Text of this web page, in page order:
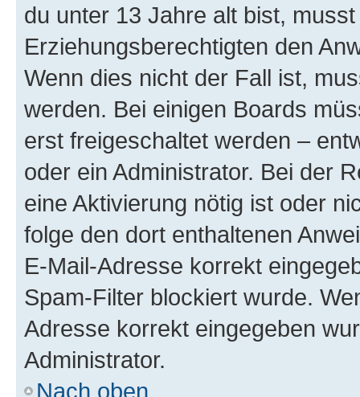
du unter 13 Jahre alt bist,
Erziehungsberechtigten den
Wenn dies nicht der Fall ist,
werden. Bei einigen Boards
erst freigeschaltet werden –
oder ein Administrator. Bei der
eine Aktivierung nötig ist oder
folge den dort enthaltenen
E-Mail-Adresse korrekt
Spam-Filter blockiert wurde.
Adresse korrekt eingegeben
Administrator.
Nach oben